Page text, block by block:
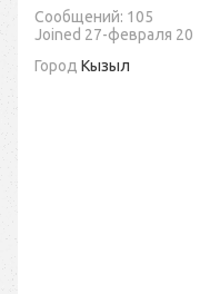
Cообщений: 105
Joined 27-февраля 20
Город Кызыл